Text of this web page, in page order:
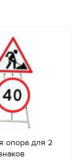
опора для 2